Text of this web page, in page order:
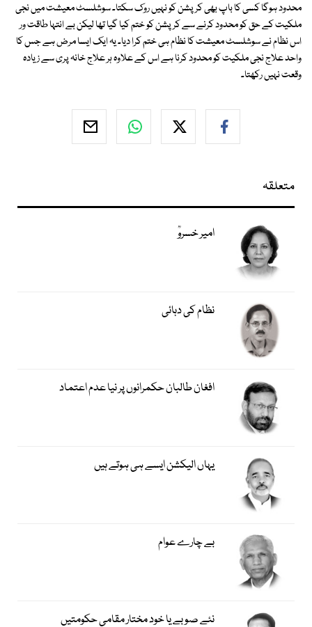
محدود ہوگا کسی کا باپ بھی کرپشن کو نہیں روک سکتا۔ سوشلسٹ معیشت میں نجی
ملکیت کے حق کو محدود کرنے سے کرپشن کو ختم کیا گیا تھا لیکن بے انتہا طاقت ور
اس نظام نے سوشلسٹ معیشت کا نظام ہی ختم کرا دیا۔ یہ ایک ایسا مرض ہے جس کا
واحد علاج نجی ملکیت کو محدود کرنا ہے اس کے علاوہ ہر علاج خانہ پری سے زیادہ
وقعت نہیں رکھتا۔
متعلقہ
امیر خسروؒ
نظام کی دہائی
افغان طالبان حکمرانوں پر نیا عدم اعتماد
یہاں الیکشن ایسے ہی ہوتے ہیں
بے چارے عوام
نئے صوبے یا خود مختار مقامی حکومتیں